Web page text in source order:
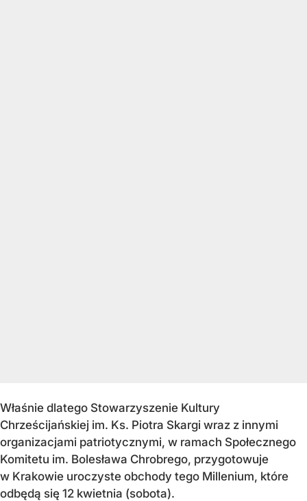
Właśnie dlatego Stowarzyszenie Kultury
Chrześcijańskiej im. Ks. Piotra Skargi wraz z innymi
organizacjami patriotycznymi, w ramach Społecznego
Komitetu im. Bolesława Chrobrego, przygotowuje
w Krakowie uroczyste obchody tego Millenium, które
odbędą się 12 kwietnia (sobota).